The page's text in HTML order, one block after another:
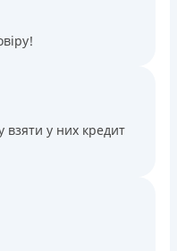
взяти у них кредит